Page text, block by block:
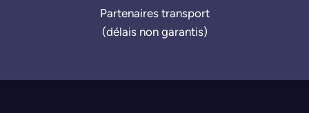
Partenaires transport
(délais non garantis)